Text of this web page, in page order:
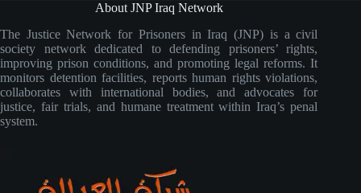
About JNP Iraq Network
The Justice Network for Prisoners in Iraq (JNP) is a civil
society network dedicated to defending prisoners’ rights,
improving prison conditions, and promoting legal reforms. It
monitors detention facilities, reports human rights violations,
collaborates with international bodies, and advocates for
justice, fair trials, and humane treatment within Iraq’s penal
system.